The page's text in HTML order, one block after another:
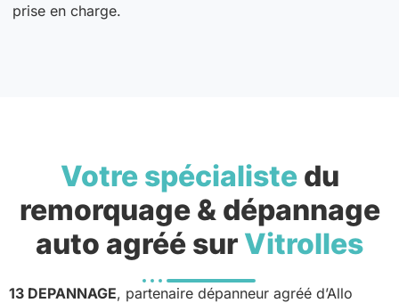
prise en charge.
Votre spécialistedu
remorquage & dépannage
auto agréé sur Vitrolles
13 DEPANNAGE, partenaire dépanneur agréé d’Allo